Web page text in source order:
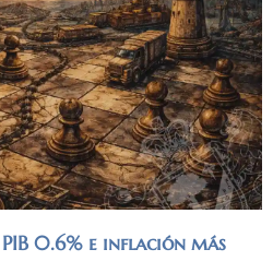
0.6% e inflación más